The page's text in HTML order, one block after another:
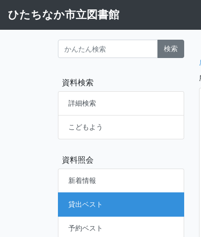
ひたちなか市立図書館
検索
資料検索
詳細検索
こどもよう
資料照会
新着情報
貸出ベスト
予約ベスト